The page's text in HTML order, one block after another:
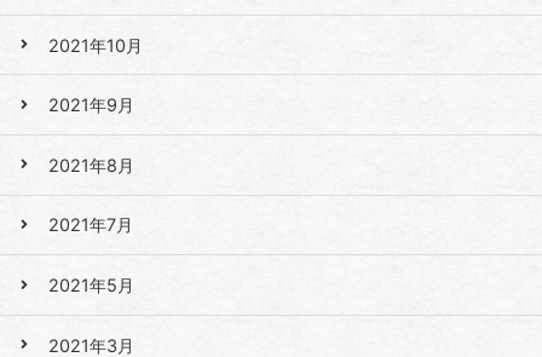
2021年10月
2021年9月
2021年8月
2021年7月
2021年5月
2021年3月